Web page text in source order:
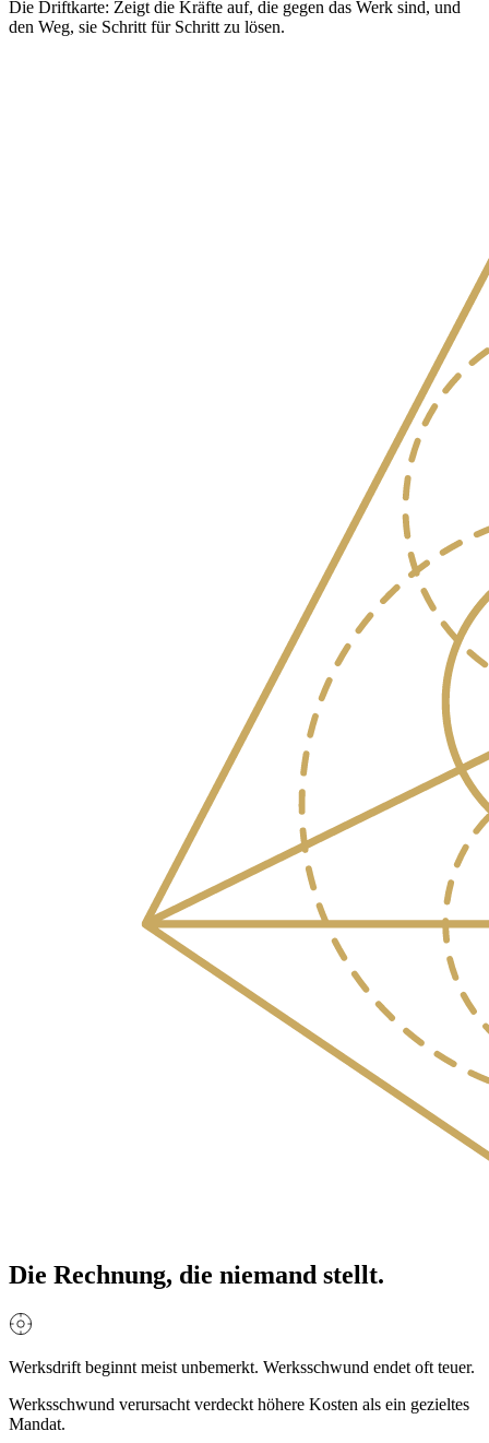
Die Driftkarte: Zeigt die Kräfte auf, die gegen das Werk sind, und
den Weg, sie Schritt für Schritt zu lösen.
Die Rechnung, die niemand stellt.
Werksdrift beginnt meist unbemerkt. Werksschwund endet oft teuer.
Werksschwund verursacht verdeckt höhere Kosten als ein gezieltes
Mandat.